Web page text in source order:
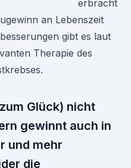
erbracht
an Lebenszeit
gibt es laut
Therapie des
Glück) nicht
gewinnt auch in
und mehr
die